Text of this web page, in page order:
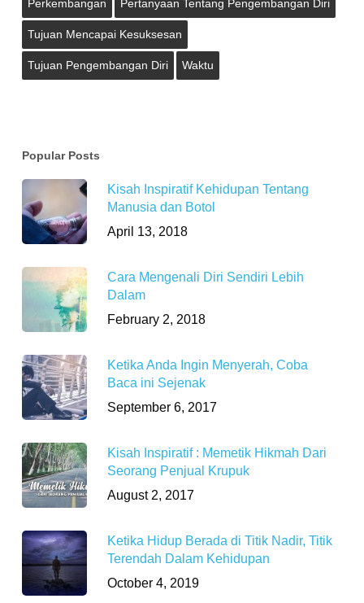
Perkembangan Pertanyaan Tentang Pengembangan Diri
Tujuan Mencapai Kesuksesan
Tujuan Pengembangan Diri Waktu
Popular Posts
Kisah Inspiratif Kehidupan Tentang
Manusia dan Botol
April 13, 2018
Cara Mengenali Diri Sendiri Lebih
Dalam
February 2, 2018
Ketika Anda Ingin Menyerah, Coba
Baca ini Sejenak
September 6, 2017
Kisah Inspiratif : Memetik Hikmah Dari
Seorang Penjual Krupuk
August 2, 2017
Ketika Hidup Berada di Titik Nadir, Titik
Terendah Dalam Kehidupan
October 4, 2019